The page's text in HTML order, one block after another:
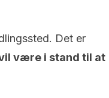
Det er
være i stand til at